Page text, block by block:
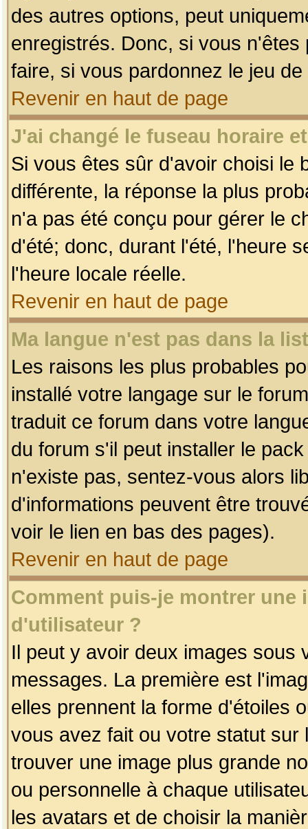
des autres options, peut
enregistrés. Donc, si vous
faire, si vous pardonnez le jeu
Revenir en haut de page
J'ai changé le fuseau horaire
Si vous êtes sûr d'avoir choisi le
différente, la réponse la plus
n'a pas été conçu pour gérer le
d'été; donc, durant l'été, l'heure
l'heure locale réelle.
Revenir en haut de page
Ma langue n'est pas dans la
Les raisons les plus probables
installé votre langage sur le
traduit ce forum dans votre
du forum s'il peut installer le
n'existe pas, sentez-vous alors
d'informations peuvent être
voir le lien en bas des pages).
Revenir en haut de page
Comment puis-je montrer une
d'utilisateur ?
Il peut y avoir deux images sous
messages. La première est
elles prennent la forme d'étoiles
vous avez fait ou votre statut
trouver une image plus grande
ou personnelle à chaque
les avatars et de choisir la